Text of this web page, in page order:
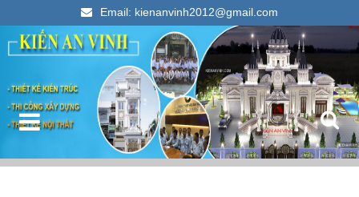
Email: kienanvinh2012@gmail.com
Kiến An Vinh
Thiết kế xây dựng nhà ống đẹp 2023